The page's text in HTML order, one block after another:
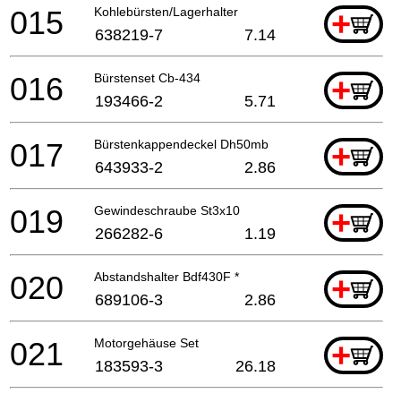
Kohlebürsten/Lagerhalter +
015 638219-7 7.14
Bürstenset Cb-434 +
016 193466-2 5.71
Bürstenkappendeckel Dh50mb +
017 643933-2 2.86
Gewindeschraube St3x10 +
019 266282-6 1.19
Abstandshalter Bdf430F * +
020 689106-3 2.86
Motorgehäuse Set +
021 183593-3 26.18